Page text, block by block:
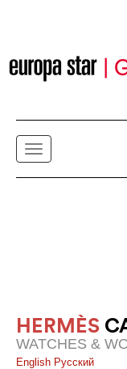
HERMÈS
WATCHES &
English Pусский